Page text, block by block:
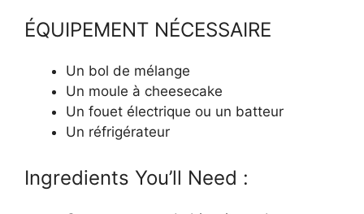
ÉQUIPEMENT NÉCESSAIRE
Un bol de mélange
Un moule à cheesecake
Un fouet électrique ou un batteur
Un réfrigérateur
Ingredients You’ll Need :